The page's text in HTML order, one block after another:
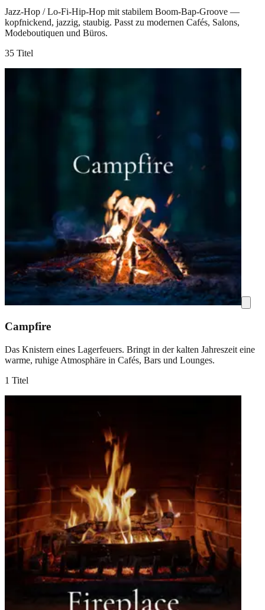
Jazz-Hop / Lo-Fi-Hip-Hop mit stabilem Boom-Bap-Groove —
kopfnickend, jazzig, staubig. Passt zu modernen Cafés, Salons,
Modeboutiquen und Büros.
35 Titel
Campfire
Das Knistern eines Lagerfeuers. Bringt in der kalten Jahreszeit eine
warme, ruhige Atmosphäre in Cafés, Bars und Lounges.
1 Titel